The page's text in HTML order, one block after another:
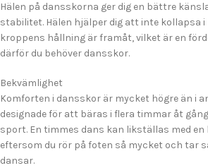
Hälen på dansskorna ger dig en bättre
stabilitet. Hälen hjälper dig att inte kollapsa
kroppens hållning är framåt, vilket är en
därför du behöver dansskor.
Bekvämlighet
Komforten i dansskor är mycket högre än i
designade för att bäras i flera timmar åt
sport. En timmes dans kan likställas med en
eftersom du rör på foten så mycket och tar
dansar.